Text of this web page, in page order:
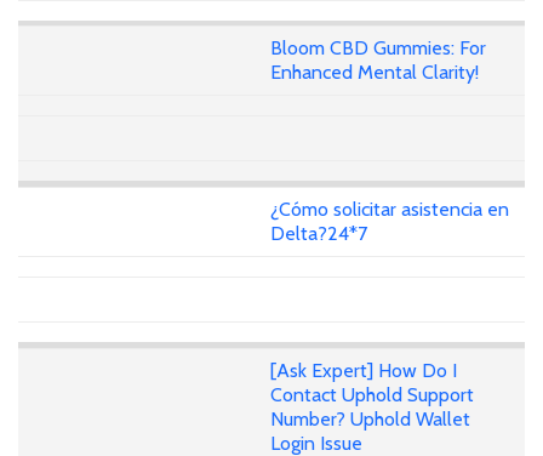
Bloom CBD Gummies: For
Enhanced Mental Clarity!
¿Cómo solicitar asistencia en
Delta?24*7
[Ask Expert] How Do I
Contact Uphold Support
Number? Uphold Wallet
Login Issue